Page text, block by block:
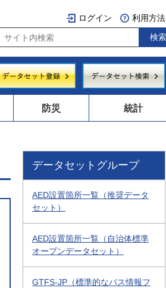
ログイン 利用方法
防災 統計
データセットグループ
AED設置箇所一覧（推奨データ
セット）
AED設置箇所一覧（自治体標準
オープンデータセット）
GTFS-JP（標準的なバス情報フ